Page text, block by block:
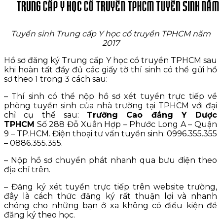
Tuyển sinh Trung cấp Y học cổ truyền TPHCM năm
2017
Hồ sơ đăng ký Trung cấp Y học cổ truyền TPHCM sau
khi hoàn tất đầy đủ các giấy tờ thí sinh có thể gửi hồ
sơ theo 1 trong 3 cách sau:
– Thí sinh có thể nộp hồ sơ xét tuyển trực tiếp về
phòng tuyển sinh của nhà trường tại TPHCM với đại
chỉ cụ thể sau: Trường Cao đẳng Y Dược
TPHCM Số 288 Đỗ Xuân Hợp – Phước Long A – Quận
9 – TP.HCM. Điện thoại tư vấn tuyển sinh: 0996.355.355
– 0886.355.355.
– Nộp hồ sơ chuyển phát nhanh qua bưu điện theo
địa chỉ trên.
– Đăng ký xét tuyển trực tiếp trên website trường,
đây là cách thức đăng ký rất thuận lợi và nhanh
chóng cho những bạn ở xa không có điều kiện để
đăng ký theo học.